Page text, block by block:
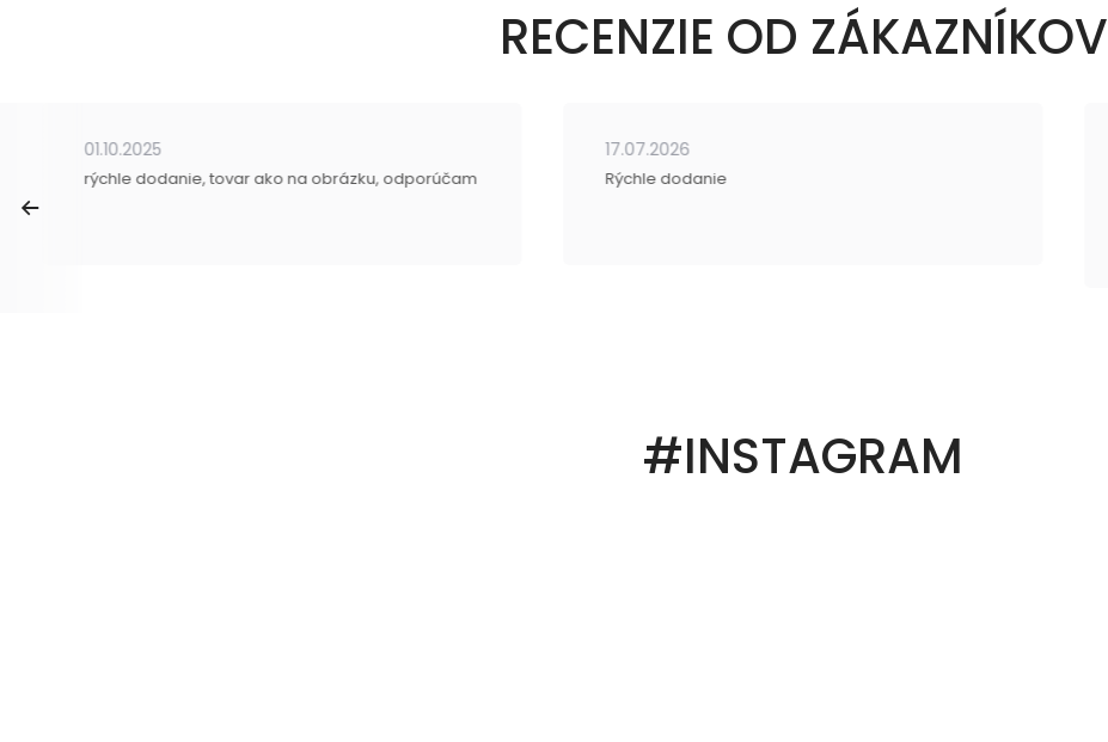
RECENZIE OD ZÁKAZNÍKOV
01.10.2025
rýchle dodanie, tovar ako na obrázku, odporúčam
17.07.2026
Rýchle dodanie
#INSTAGRAM